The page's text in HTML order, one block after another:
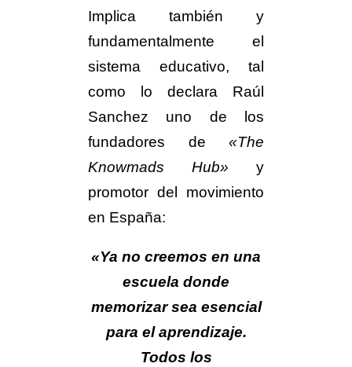
Implica también y
fundamentalmente el
sistema educativo, tal
como lo declara Raúl
Sanchez uno de los
fundadores de «The
Knowmads Hub» y
promotor del movimiento
en España:
«Ya no creemos en una
escuela donde
memorizar sea esencial
para el aprendizaje.
Todos los